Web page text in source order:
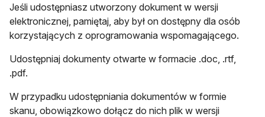
Jeśli udostępniasz utworzony dokument w wersji
elektronicznej, pamiętaj, aby był on dostępny dla osób
korzystających z oprogramowania wspomagającego.
Udostępniaj dokumenty otwarte w formacie .doc, .rtf,
.pdf.
W przypadku udostępniania dokumentów w formie
skanu, obowiązkowo dołącz do nich plik w wersji